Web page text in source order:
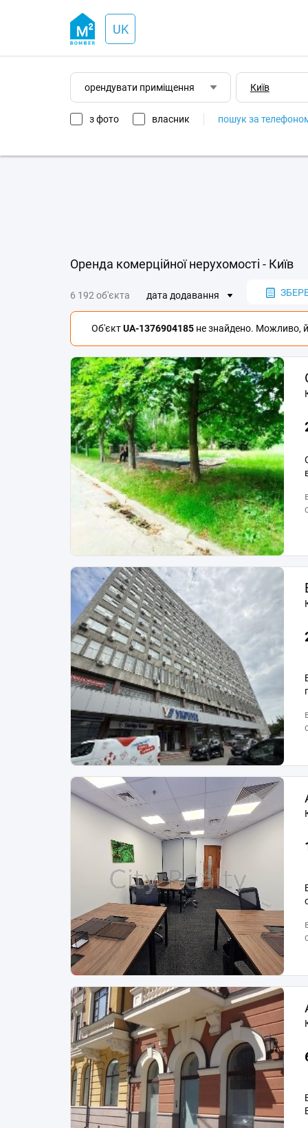
UK
орендувати приміщення
з фото власник пошук за
Оренда комерційної нерухомості - Київ
6 192 об'єкта дата додавання
Об'єктUA-1376904185 не знайдено. Можливо,